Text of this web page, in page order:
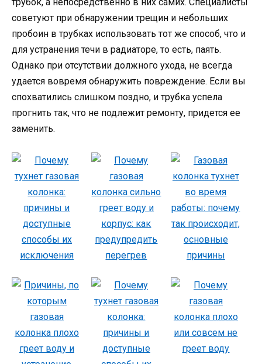
советуют при обнаружении трещин и небольших
пробоин в трубках использовать тот же способ, что и
для устранения течи в радиаторе, то есть, паять.
Однако при отсутствии должного ухода, не всегда
удается вовремя обнаружить повреждение. Если вы
спохватились слишком поздно, и трубка успела
прогнить так, что не подлежит ремонту, придется ее
заменить.